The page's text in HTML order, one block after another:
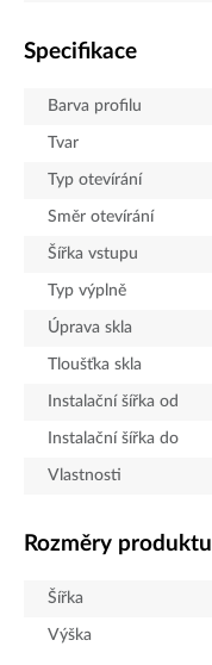
Specifikace
Barva profilu
Tvar
Typ otevírání
Směr otevírání
Šířka vstupu
Typ výplně
Úprava skla
Tloušťka skla
Instalační šířka od
Instalační šířka do
Vlastnosti
Rozměry produktu
Šířka
Výška